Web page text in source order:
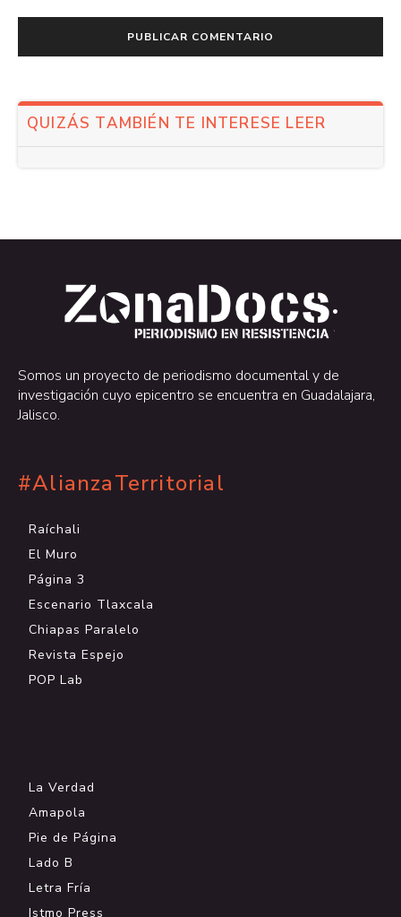
QUIZÁS TAMBIÉN TE INTERESE LEER
.
.
Somos un proyecto de periodismo documental y de
investigación cuyo epicentro se encuentra en Guadalajara,
Jalisco.
#AlianzaTerritorial
Raíchali
El Muro
Página 3
Escenario Tlaxcala
Chiapas Paralelo
Revista Espejo
POP Lab
La Verdad
Amapola
Pie de Página
Lado B
Letra Fría
Istmo Press